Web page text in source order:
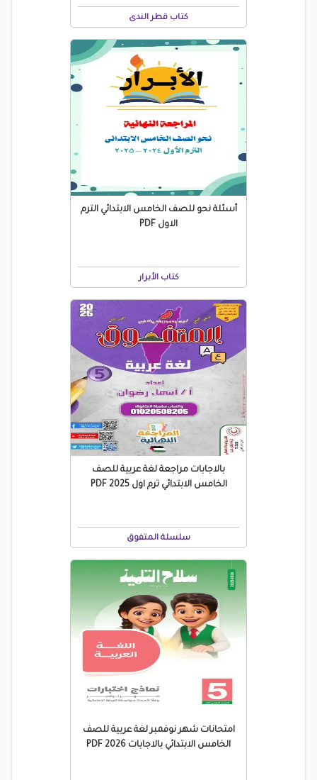
كتاب قطر الندى
أسئلة نحو للصف الخامس الابتدائي الترم
الاول PDF
كتاب الأبرار
بالاجابات مراجعة لغة عربية للصف
الخامس الابتدائي ترم اول 2025 PDF
سلسلة المتفوق
امتحانات شهر نوفمبر لغة عربية للصف
الخامس الابتدائي بالاجابات 2026 PDF